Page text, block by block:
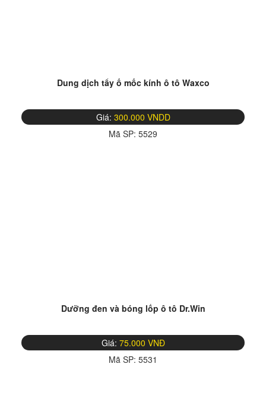
Dung dịch tẩy ố mốc kính ô tô Waxco
Giá: 300.000 VNDD
Mã SP: 5529
Dưỡng đen và bóng lốp ô tô Dr.Win
Giá: 75.000 VNĐ
Mã SP: 5531